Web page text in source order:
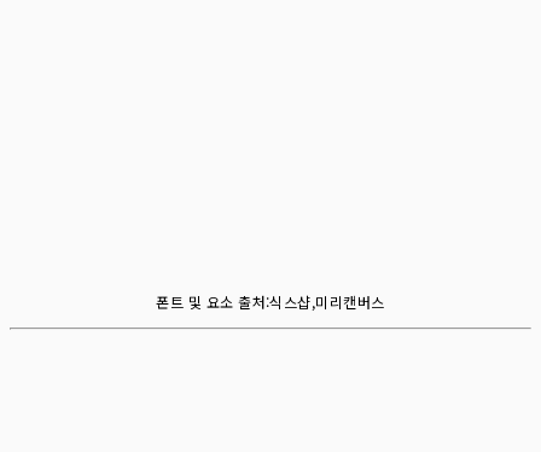
폰트 및 요소 출처:식스샵,미리캔버스